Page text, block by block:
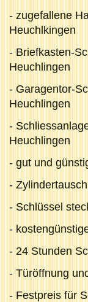
- zugefallene
Heuchlkingen
- Briefkasten-
Heuchlingen
- Garagentor-
Heuchlingen
-
Heuchlingen
- gut und
-
- Schlüssel
-
- 24 Stunden
- Türöffnung
- Festpreis für